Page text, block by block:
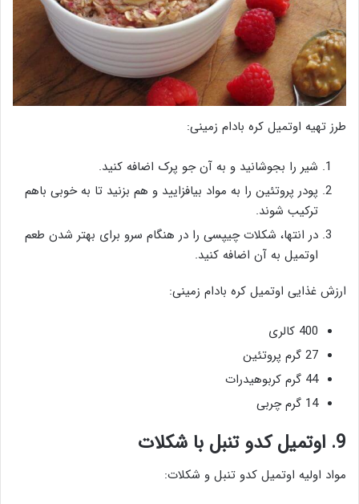
طرز تهیه اوتمیل کره بادام زمینی:
شیر را بجوشانید و به آن جو پرک اضافه کنید.
پودر پروتئین را به مواد بیافزایید و هم بزنید تا به خوبی باهم
ترکیب شوند.
در انتها، شکلات چیپسی را در هنگام سرو برای بهتر شدن طعم
اوتمیل به آن اضافه کنید.
ارزش غذایی اوتمیل کره بادام زمینی:
400 کالری
27 گرم پروتئین
44 گرم کربوهیدرات
14 گرم چربی
9. اوتمیل کدو تنبل با شکلات
مواد اولیه اوتمیل کدو تنبل و شکلات: